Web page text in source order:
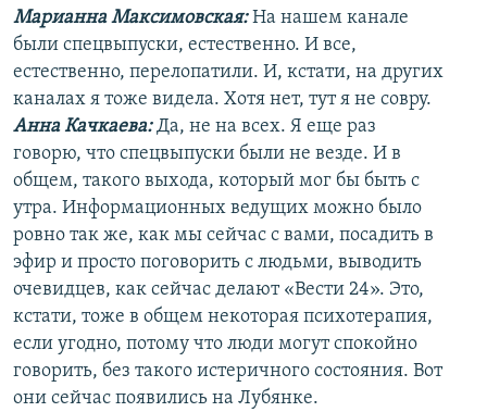
Марианна Максимовская:На нашем канале
были спецвыпуски, естественно. И все,
естественно, перелопатили. И, кстати, на других
каналах я тоже видела. Хотя нет, тут я не совру.
Анна Качкаева:Да, не на всех. Я еще раз
говорю, что спецвыпуски были не везде. И в
общем, такого выхода, который мог бы быть с
утра. Информационных ведущих можно было
ровно так же, как мы сейчас с вами, посадить в
эфир и просто поговорить с людьми, выводить
очевидцев, как сейчас делают «Вести 24». Это,
кстати, тоже в общем некоторая психотерапия,
если угодно, потому что люди могут спокойно
говорить, без такого истеричного состояния. Вот
они сейчас появились на Лубянке.